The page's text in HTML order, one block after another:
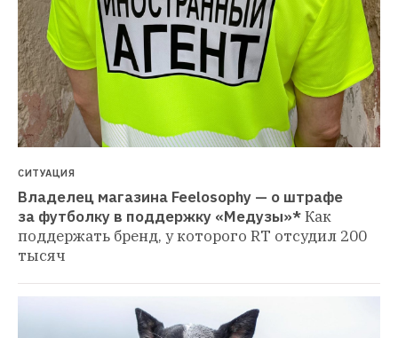
СИТУАЦИЯ
Владелец магазина Feelosophy — о штрафе
за футболку в поддержку «Медузы»*Как
поддержать бренд, у которого RT отсудил 200
тысяч